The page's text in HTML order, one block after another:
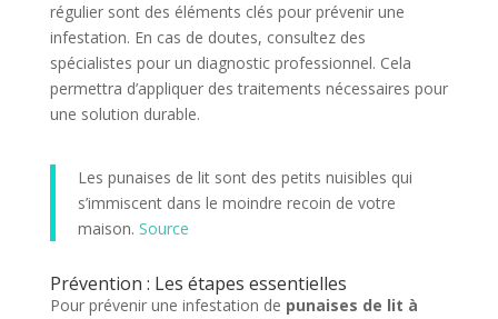
régulier sont des éléments clés pour prévenir une
infestation. En cas de doutes, consultez des
spécialistes pour un diagnostic professionnel. Cela
permettra d’appliquer des traitements nécessaires pour
une solution durable.
Les punaises de lit sont des petits nuisibles qui
s’immiscent dans le moindre recoin de votre
maison. Source
Prévention : Les étapes essentielles
Pour prévenir une infestation de punaises de lit à